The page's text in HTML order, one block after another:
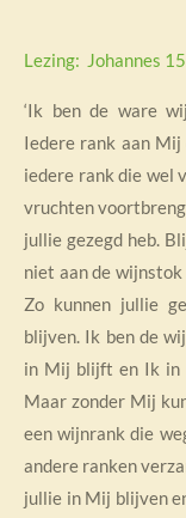
Lezing: Johannes
‘Ik ben de ware
Iedere rank aan
iedere rank die wel
vruchten
jullie gezegd heb.
niet aan de
Zo kunnen jullie
blijven. Ik ben de
in Mij blijft en Ik in
Maar zonder Mij
een wijnrank die
andere ranken
jullie in Mij blijven